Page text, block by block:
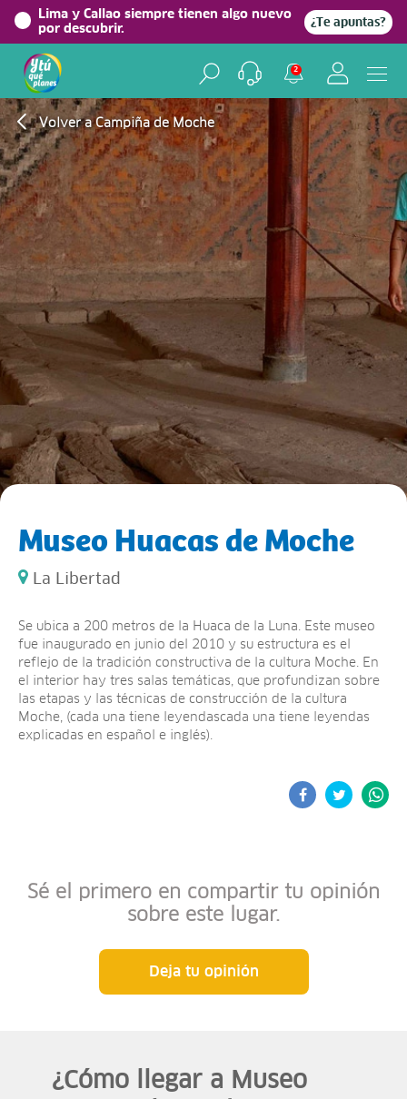
Lima y Callao siempre tienen algo nuevo
por descubrir.
¿Te apuntas?
2
Volver a Campiña de Moche
Museo Huacas de Moche
La Libertad
Se ubica a 200 metros de la Huaca de la Luna. Este museo
fue inaugurado en junio del 2010 y su estructura es el
reflejo de la tradición constructiva de la cultura Moche. En
el interior hay tres salas temáticas, que profundizan sobre
las etapas y las técnicas de construcción de la cultura
Moche, (cada una tiene leyendascada una tiene leyendas
explicadas en español e inglés).
Sé el primero en compartir tu opinión
sobre este lugar.
Deja tu opinión
¿Cómo llegar a Museo